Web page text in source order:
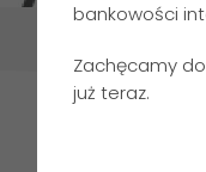
bankowości
Zachęcamy
już teraz.